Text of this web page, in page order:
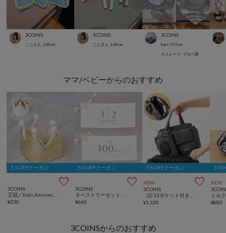
3COINS
こじさん 160cm
3COINS
こじさん 160cm
3COINS
kuro 155cm
ストレート ブルベ夏
ママ/ベビーからのおすすめ
5％OFFクーポン

3COINS
¥330
5％OFFクーポン

3COINS
¥660
5％OFFクーポン
NEW 
3COINS
¥1,320
5％
NEW
¥880
3COINSからのおすすめ